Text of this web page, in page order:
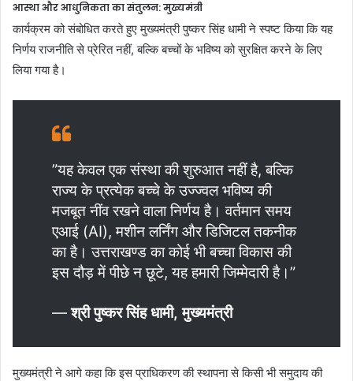
आस्था और आधुनिकता का संतुलन: मुख्यमंत्री
​कार्यक्रम को संबोधित करते हुए मुख्यमंत्री पुष्कर सिंह धामी ने स्पष्ट किया कि यह
निर्णय राजनीति से प्रेरित नहीं, बल्कि बच्चों के भविष्य को सुरक्षित करने के लिए
लिया गया है।
​”यह केवल एक संस्था की शुरुआत नहीं है, बल्कि
राज्य के प्रत्येक बच्चे के उज्ज्वल भविष्य की
मजबूत नींव रखने वाला निर्णय है। वर्तमान समय
एआई (AI), मशीन लर्निंग और डिजिटल तकनीक
का है। उत्तराखण्ड का कोई भी बच्चा विकास की
इस दौड़ में पीछे न छूटे, यह हमारी जिम्मेदारी है।”
—श्री पुष्कर सिंह धामी, मुख्यमंत्री
​मुख्यमंत्री ने आगे कहा कि इस प्राधिकरण की स्थापना से किसी भी समुदाय की